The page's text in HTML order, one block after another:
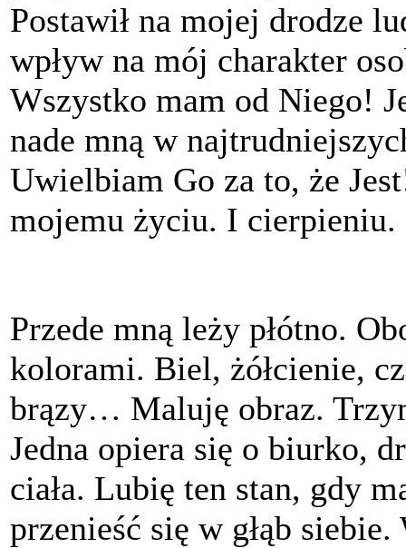
Postawił na mojej drodze
wpływ na mój charakter
Wszystko mam od Niego!
nade mną w
Uwielbiam Go za to, że
mojemu życiu. I cierpieniu.
Przede mną leży płótno.
kolorami. Biel, żółcienie,
brązy… Maluję obraz.
Jedna opiera się o biurko,
ciała. Lubię ten stan, gdy
przenieść się w głąb